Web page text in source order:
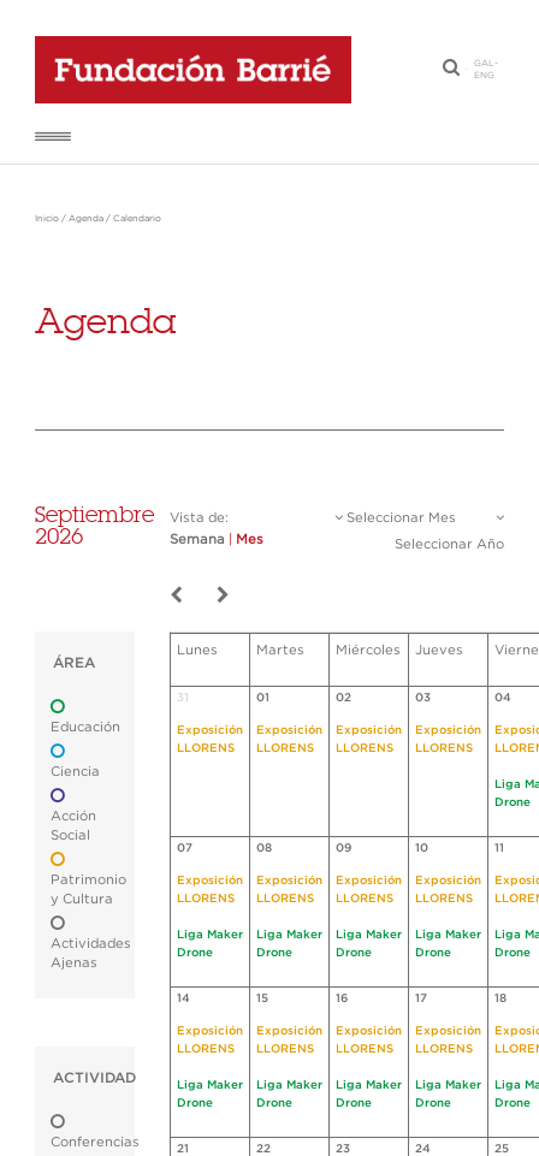
·
GAL-
ENG
Inicio / Agenda / Calendario
Agenda
Septiembre
2026
Vista de:
Semana
Mes
Seleccionar Mes
Seleccionar Año
ÁREA
Educación
Ciencia
Acción
Social
Patrimonio
y Cultura
Actividades
Ajenas
ACTIVIDAD
Conferencias
Lunes Martes Miércoles Jueves
31
Exposición
LLORENS
01
Exposición
LLORENS
02
Exposición
LLORENS
03
Exposición
LLORENS
04
Liga
Drone
07
Exposición
LLORENS
Liga Maker
Drone
08
Exposición
LLORENS
Liga Maker
Drone
09
Exposición
LLORENS
Liga Maker
Drone
10
Exposición
LLORENS
Liga Maker
Drone
11
Liga
Drone
14
Exposición
LLORENS
Liga Maker
Drone
15
Exposición
LLORENS
Liga Maker
Drone
16
Exposición
LLORENS
Liga Maker
Drone
17
Exposición
LLORENS
Liga Maker
Drone
18
Liga
Drone
21 22 23 24 25